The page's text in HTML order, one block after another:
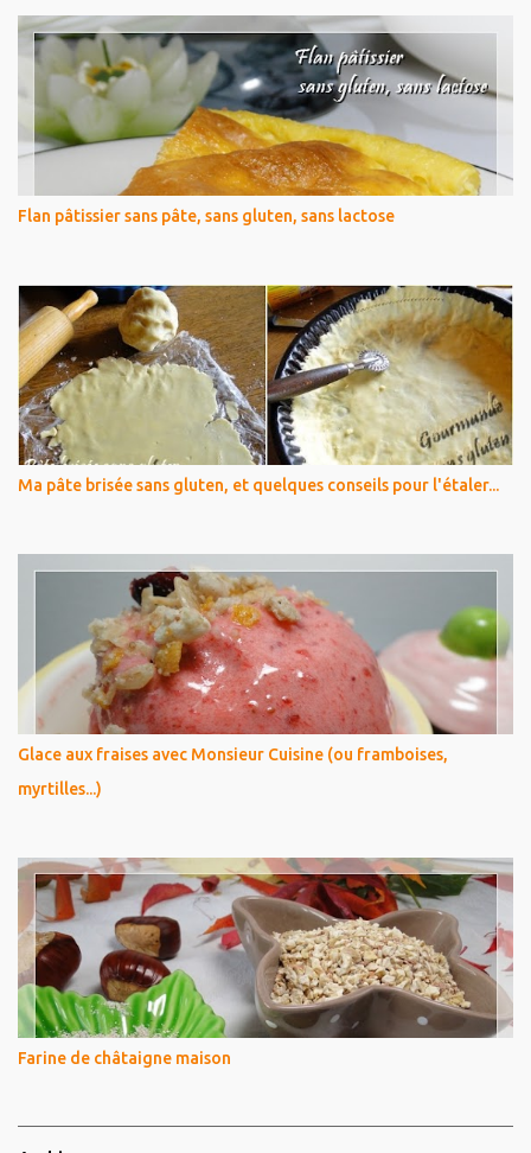
Flan pâtissier sans pâte, sans gluten, sans lactose
Ma pâte brisée sans gluten, et quelques conseils pour l'étaler...
Glace aux fraises avec Monsieur Cuisine (ou framboises,
myrtilles...)
Farine de châtaigne maison